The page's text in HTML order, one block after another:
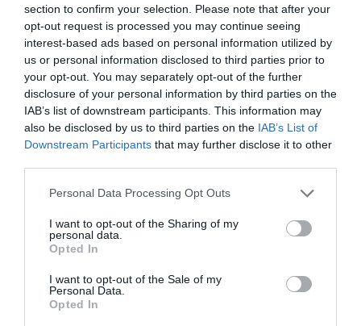
section to confirm your selection. Please note that after your
opt-out request is processed you may continue seeing
interest-based ads based on personal information utilized by
us or personal information disclosed to third parties prior to
your opt-out. You may separately opt-out of the further
disclosure of your personal information by third parties on the
IAB’s list of downstream participants. This information may
also be disclosed by us to third parties on the IAB’s List of
Downstream Participants that may further disclose it to other
Please note that this website/app uses one or more Google
not limited to your visit or usage behaviour. You may click to
grant or deny consent to Google and its third-party tags to
use your data for below specified purposes in below Google
consent section.
Personal Data Processing Opt Outs
I want to opt-out of the Sharing of my
personal data.
Opted In
I want to opt-out of the Sale of my
Personal Data.
Opted In
“Il pensiero bianco”, il catechismo postcoloniale che